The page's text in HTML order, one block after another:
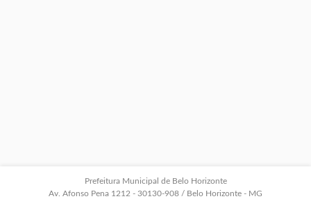
Prefeitura Municipal de Belo Horizonte
Av. Afonso Pena 1212 - 30130-908 / Belo Horizonte - MG